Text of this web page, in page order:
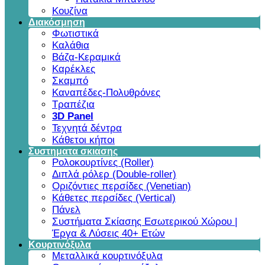
Κουζίνα
Διακόσμηση
Φωτιστικά
Καλάθια
Βάζα-Κεραμικά
Καρέκλες
Σκαμπό
Καναπέδες-Πολυθρόνες
Τραπέζια
3D Panel
Τεχνητά δέντρα
Κάθετοι κήποι
Συστηματα σκιασης
Ρολοκουρτίνες (Roller)
Διπλά ρόλερ (Double-roller)
Οριζόντιες περσίδες (Venetian)
Κάθετες περσίδες (Vertical)
Πάνελ
Συστήματα Σκίασης Εσωτερικού Χώρου |
Έργα & Λύσεις 40+ Ετών
Κουρτινόξυλα
Μεταλλικά κουρτινόξυλα